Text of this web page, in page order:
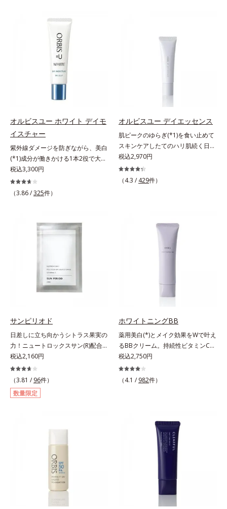
ャーにも大活躍してくれます。*1
シリカ、セルロース、窒化ホウ素配
合＝セミマット肌を叶える球状と板
状の粉体*2 シリカ6種類、セルロー
ス*3 シリカ配合＝皮脂を吸着する
乾燥を引き起こしがち。そこで
SPF25・PA++のUVカット効果のあ
るリップクリームで、顔だけでなく
唇もしっかりUV対策しましょう。2
種類の保湿成分（加水分解コラーゲ
ン、ゲットウ葉エキス）を配合して
いるから、カサつき・くすみ(*)など
の乾燥悩みも解決＆うるおい長持
うカラーで、唇を美しく魅せながら
ケアします。マスクに色移りしにく
いので、気兼ねなく使えます。口紅
の下地としてもおすすめです。
とで粉体同士が凝集し、膜の強度が
アップ。こすれへの耐性も強く、
UVカット効果の低下を予防しま
す。それでいて、肌にスルスルのび
毎日使いたくなる極上のつけごこ
ち。さらに、塗るたびにうれしいス
キンケア効果も加えました。バリア
とアルニカ花エキス(*3)が、紫外線
ダメージ(*4)にもゆらぎにくいすこ
やかな肌に整え、ローズヒップエキ
ス(*5)と浸透型コラーゲン(*6)が透
明感を引き出し、肌のハリ感をサポ
線も跳ね除け、肌をダメージからし
っかりガードします。【ご使用方
法】手に適量をとり、日焼けを防ぎ
たい部分に、塗布後すぐに少量ずつ
粧下地のご使用をおすすめします。
とすときには洗浄料やボディ用洗浄
料を使って、ていねいに洗い流して
ください。*1 SPF50+・PA++++ オ
ルビス サンスクリーン®内ウォータ
ミセス/ハトムギ種子発酵液配合＝
保湿成分*3 保湿成分*4 乾燥など*5
オルビスユー ホワイト デイモ
イスチャー
紫外線ダメージを防ぎながら、美白
(*1)成分が働きかける1本2役で大人
の肌を守りぬく。若々しく透明感の
ある美肌を構成する要素と、年齢肌
(*2)のメラニン生成にアプローチし
ー」の理論を応用し、全方位的に肌
の底上げを図ります。さらに、シミ
な年齢肌の“メラニンメタボ(*3)”に
アプローチして、澄みわたる美肌を
目指します。*1 メラニンの生成を
生成する状態
税込3,300円
（3.86 /325件）
オルビスユー デイエッセンス
肌ピークのゆらぎ(*1)を食い止めて
スキンケアしたてのハリ肌続く日中
用美容液。起床直後にピークを迎
え、夕方から夜にかけて徐々にダウ
ンするハリのバイオリズムに着目し
して、うるおいをキープ。さらに紫
外線・近赤外線・大気汚染(*3)をカ
ットする成分を配合しており、外的
チでゆらぎ(*1)を食い止め、夕方に
かけてダウンしていくハリの低下を
ます。UVカット効果と肌をトーン
アップさせる効果(*4)があり、朝の
メイク前のスキンケアにぴったり。
オイルカットでベタつかないので、
すぐにメイクが始められます。*1
乾燥など *2 角層内 *3 ちり・ほこ
り等 *4 メイクアップ効果による
税込2,970円
（4.3 / 429件）
サンピリオド
日差しに立ち向かうシトラス果実の
力！ニュートロックスサン(R)配合の
インナーケア(*)。果実の力で日差し
に立ち向かうインナーケア(*)です。
強い紫外線が降り注ぐ南スペイン産
のシトラスとローズマリーから抽出
した話題の成分、「ニュートロック
ある夏のケア成分です。さらに夏の
自の製法でサポートします。飲むだ
けのケアなので、夏対策にありがち
な不快感やストレスは無し！ 時短
ケアにもなるため、忙しい方にもお
すすめです。夏を快適に過ごすため
税込2,160円
（3.81 / 96件）
数量限定
ホワイトニングBB
薬用美白(*)とメイク効果をWで叶え
るBBクリーム。持続性ビタミンC誘
導体で美白しながらくすみのない軽
やか美肌を長時間キープ。メイクし
ながら日中美白(*)効果も発揮する、
白美容液に色をつける”製法で生ま
れたBBだから、塗るだけで日中も
美白効果を発揮。さらに肌のくすみ
をパッと飛ばし、皮脂テカを防ぎな
がら明るい肌を長時間キープしま
け止め・化粧下地・ファンデ―ショ
ン・コンシーラー・パウダーを兼ね
る1本6役。時短メイクが叶います。
税込2,750円
（4.1 / 982件）